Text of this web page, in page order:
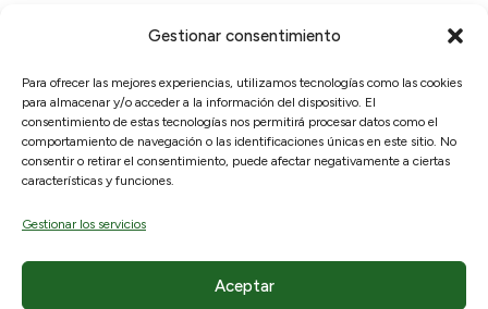
Gestionar consentimiento
Para ofrecer las mejores experiencias, utilizamos tecnologías como las cookies
para almacenar y/o acceder a la información del dispositivo. El
consentimiento de estas tecnologías nos permitirá procesar datos como el
comportamiento de navegación o las identificaciones únicas en este sitio. No
consentir o retirar el consentimiento, puede afectar negativamente a ciertas
características y funciones.
Gestionar los servicios
Aceptar
© 2026, RAICEX, Madrid, España.
Enlaces útiles
Política de cookies